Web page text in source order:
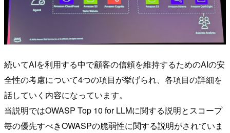
続いてAIを利用する中で顧客の信頼を維持するためのAIの安
全性の考慮について4つの項目が挙げられ、各項目の詳細を
話していく内容になっています。
当説明ではOWASP Top 10 for LLMに関する説明とスコープ
毎の優先すべきOWASPの脆弱性に関する説明がされていま